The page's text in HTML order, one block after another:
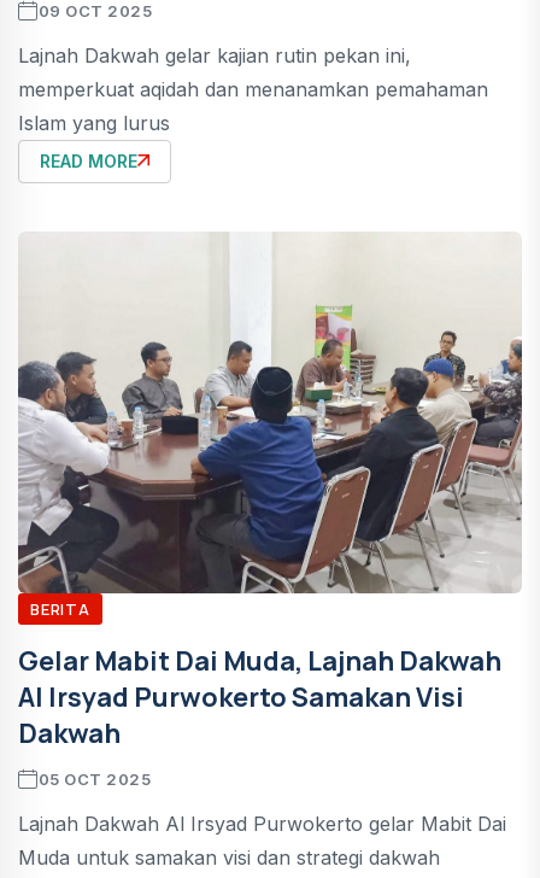
09 OCT 2025
Lajnah Dakwah gelar kajian rutin pekan ini,
memperkuat aqidah dan menanamkan pemahaman
Islam yang lurus
READ MORE
BERITA
Gelar Mabit Dai Muda, Lajnah Dakwah
Al Irsyad Purwokerto Samakan Visi
Dakwah
05 OCT 2025
Lajnah Dakwah Al Irsyad Purwokerto gelar Mabit Dai
Muda untuk samakan visi dan strategi dakwah